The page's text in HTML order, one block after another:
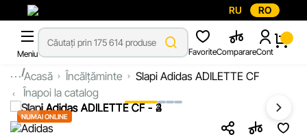
RU RO
Meniu FavoriteComparareCont
...Acasă Încălțăminte
Slapi Adidas ADILETTE CF
Înapoi la catalog
NUMAI ONLINE